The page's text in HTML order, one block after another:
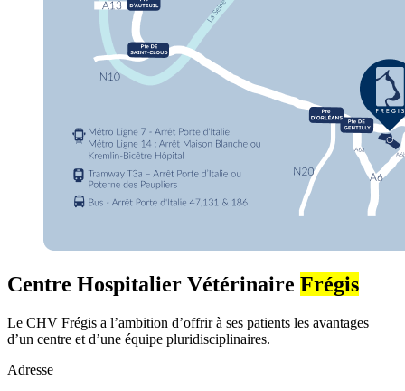
Centre Hospitalier Vétérinaire Frégis
Le CHV Frégis a l’ambition d’offrir à ses patients les avantages
d’un centre et d’une équipe pluridisciplinaires.
Adresse